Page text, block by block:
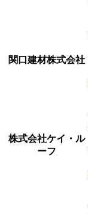
関口建材株式会社
株式会社ケイ・ル
ーフ